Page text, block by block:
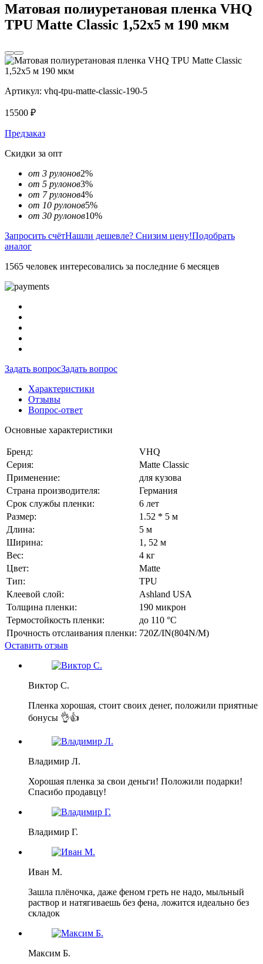
Матовая полиуретановая пленка VHQ
TPU Matte Classic 1,52х5 м 190 мкм
Артикул: vhq-tpu-matte-сlassic-190-5
15500 ₽
Предзаказ
Скидки за опт
от 3 рулонов2%
от 5 рулонов3%
от 7 рулонов4%
от 10 рулонов5%
от 30 рулонов10%
Запросить счётНашли дешевле? Снизим цену!Подобрать
аналог
1565 человек интересовались за последние 6 месяцев
Задать вопросЗадать вопрос
Характеристики
Отзывы
Вопрос-ответ
Основные характеристики
Бренд:
VHQ
Серия:
Matte Classic
Применение:
для кузова
Страна производителя:
Германия
Срок службы пленки:
6 лет
Размер:
1.52 * 5 м
Длина:
5 м
Ширина:
1, 52 м
Вес:
4 кг
Цвет:
Matte
Тип:
TPU
Клеевой слой:
Ashland USA
Толщина пленки:
190 микрон
Термостойкость пленки:
до 110 °C
Прочность отслаивания пленки: 720Z/IN(804N/M)
Оставить отзыв
Виктор С.
Пленка хорошая, стоит своих денег, положили приятные
бонусы 👌👍
Владимир Л.
Хорошая пленка за свои деньги! Положили подарки!
Спасибо продавцу!
Владимир Г.
Иван М.
Зашла плёночка, даже феном греть не надо, мыльный
раствор и натягиваешь без фена, ложится идеально без
складок
Максим Б.